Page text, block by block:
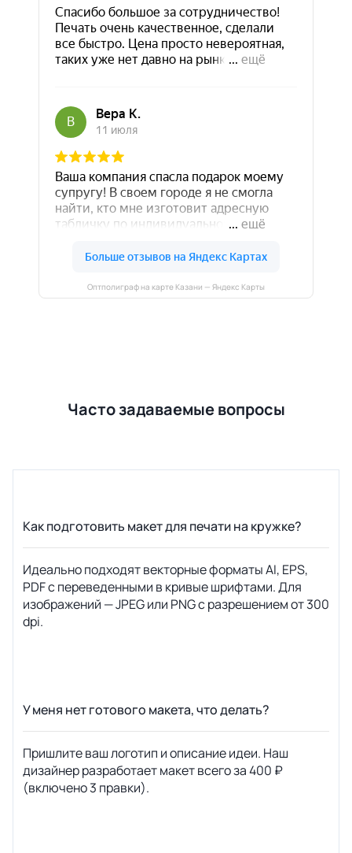
Оптполиграф на карте Казани — Яндекс Карты
Часто задаваемые вопросы
Как подготовить макет для печати на кружке?
Идеально подходят векторные форматы AI, EPS,
PDF с переведенными в кривые шрифтами. Для
изображений — JPEG или PNG с разрешением от 300
dpi.
У меня нет готового макета, что делать?
Пришлите ваш логотип и описание идеи. Наш
дизайнер разработает макет всего за 400 ₽
(включено 3 правки).